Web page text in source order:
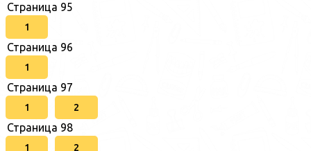
Страница 95
1
Страница 96
1
Страница 97
1 2
Страница 98
1 2